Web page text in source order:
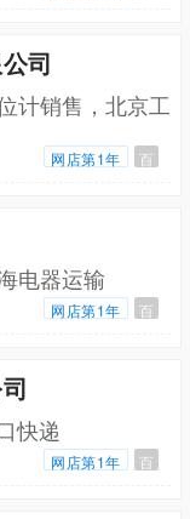
司
计销售，北京工
网店第1年 百
电器运输
网店第1年 百
快递
网店第1年 百